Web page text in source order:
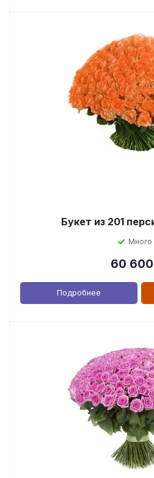
Букет из 201
Много
60 600
Подробнее